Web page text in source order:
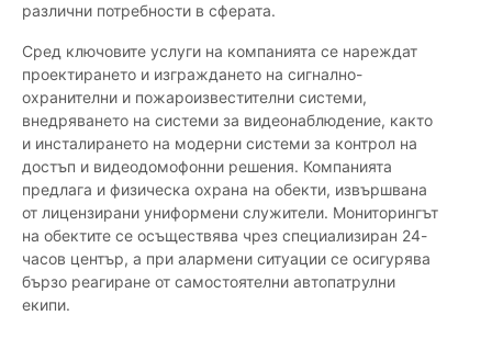
различни потребности в сферата.
Сред ключовите услуги на компанията се нареждат
проектирането и изграждането на сигнално-
охранителни и пожароизвестителни системи,
внедряването на системи за видеонаблюдение, както
и инсталирането на модерни системи за контрол на
достъп и видеодомофонни решения. Компанията
предлага и физическа охрана на обекти, извършвана
от лицензирани униформени служители. Мониторингът
на обектите се осъществява чрез специализиран 24-
часов център, а при алармени ситуации се осигурява
бързо реагиране от самостоятелни автопатрулни
екипи.